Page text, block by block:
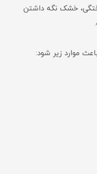
خشک نگه داشتن
موارد زیر شود: